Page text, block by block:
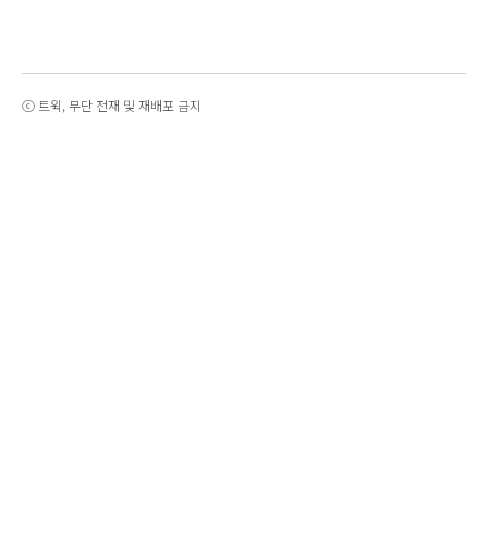
ⓒ 트윅, 무단 전재 및 재배포 금지